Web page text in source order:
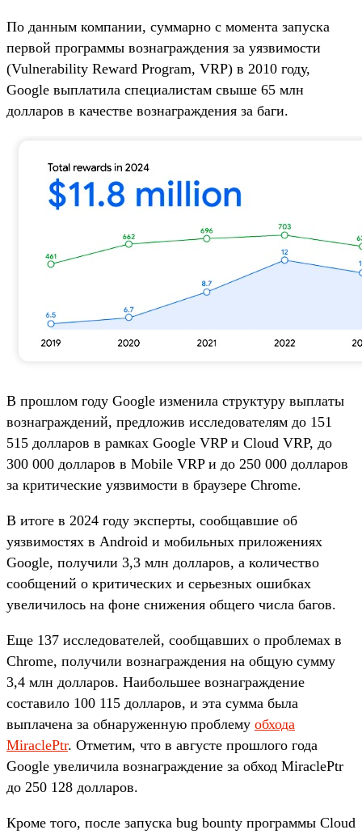
По данным компании, суммарно с момента запуска
первой программы вознаграждения за уязвимости
(Vulnerability Reward Program, VRP) в 2010 году,
Google выплатила специалистам свыше 65 млн
долларов в качестве вознаграждения за баги.
В прошлом году Google изменила структуру выплаты
вознаграждений, предложив исследователям до 151
515 долларов в рамках Google VRP и Cloud VRP, до
300 000 долларов в Mobile VRP и до 250 000 долларов
за критические уязвимости в браузере Chrome.
В итоге в 2024 году эксперты, сообщавшие об
уязвимостях в Android и мобильных приложениях
Google, получили 3,3 млн долларов, а количество
сообщений о критических и серьезных ошибках
увеличилось на фоне снижения общего числа багов.
Еще 137 исследователей, сообщавших о проблемах в
Chrome, получили вознаграждения на общую сумму
3,4 млн долларов. Наибольшее вознаграждение
составило 100 115 долларов, и эта сумма была
выплачена за обнаруженную проблему обхода
MiraclePtr. Отметим, что в августе прошлого года
Google увеличила вознаграждение за обход MiraclePtr
до 250 128 долларов.
Кроме того, после запуска bug bounty программы Cloud